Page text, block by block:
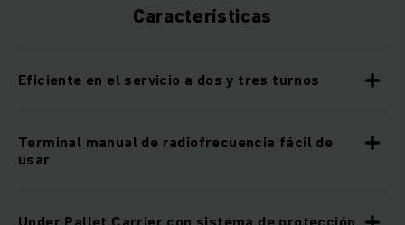
Características
Eficiente en el servicio a dos y tres turnos
Terminal manual de radiofrecuencia fácil de
usar